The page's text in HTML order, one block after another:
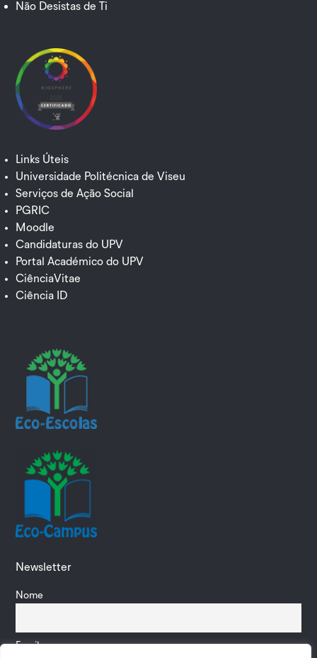
Não Desistas de Ti
Links Úteis
Universidade Politécnica de Viseu
Serviços de Ação Social
PGRIC
Moodle
Candidaturas do UPV
Portal Académico do UPV
CiênciaVitae
Ciência ID
Newsletter
Nome
Email